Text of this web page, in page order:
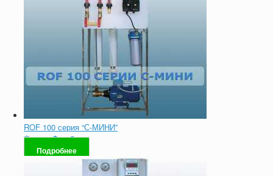
ROF 100 серия “С-МИНИ”
Оценка0из 5
Подробнее